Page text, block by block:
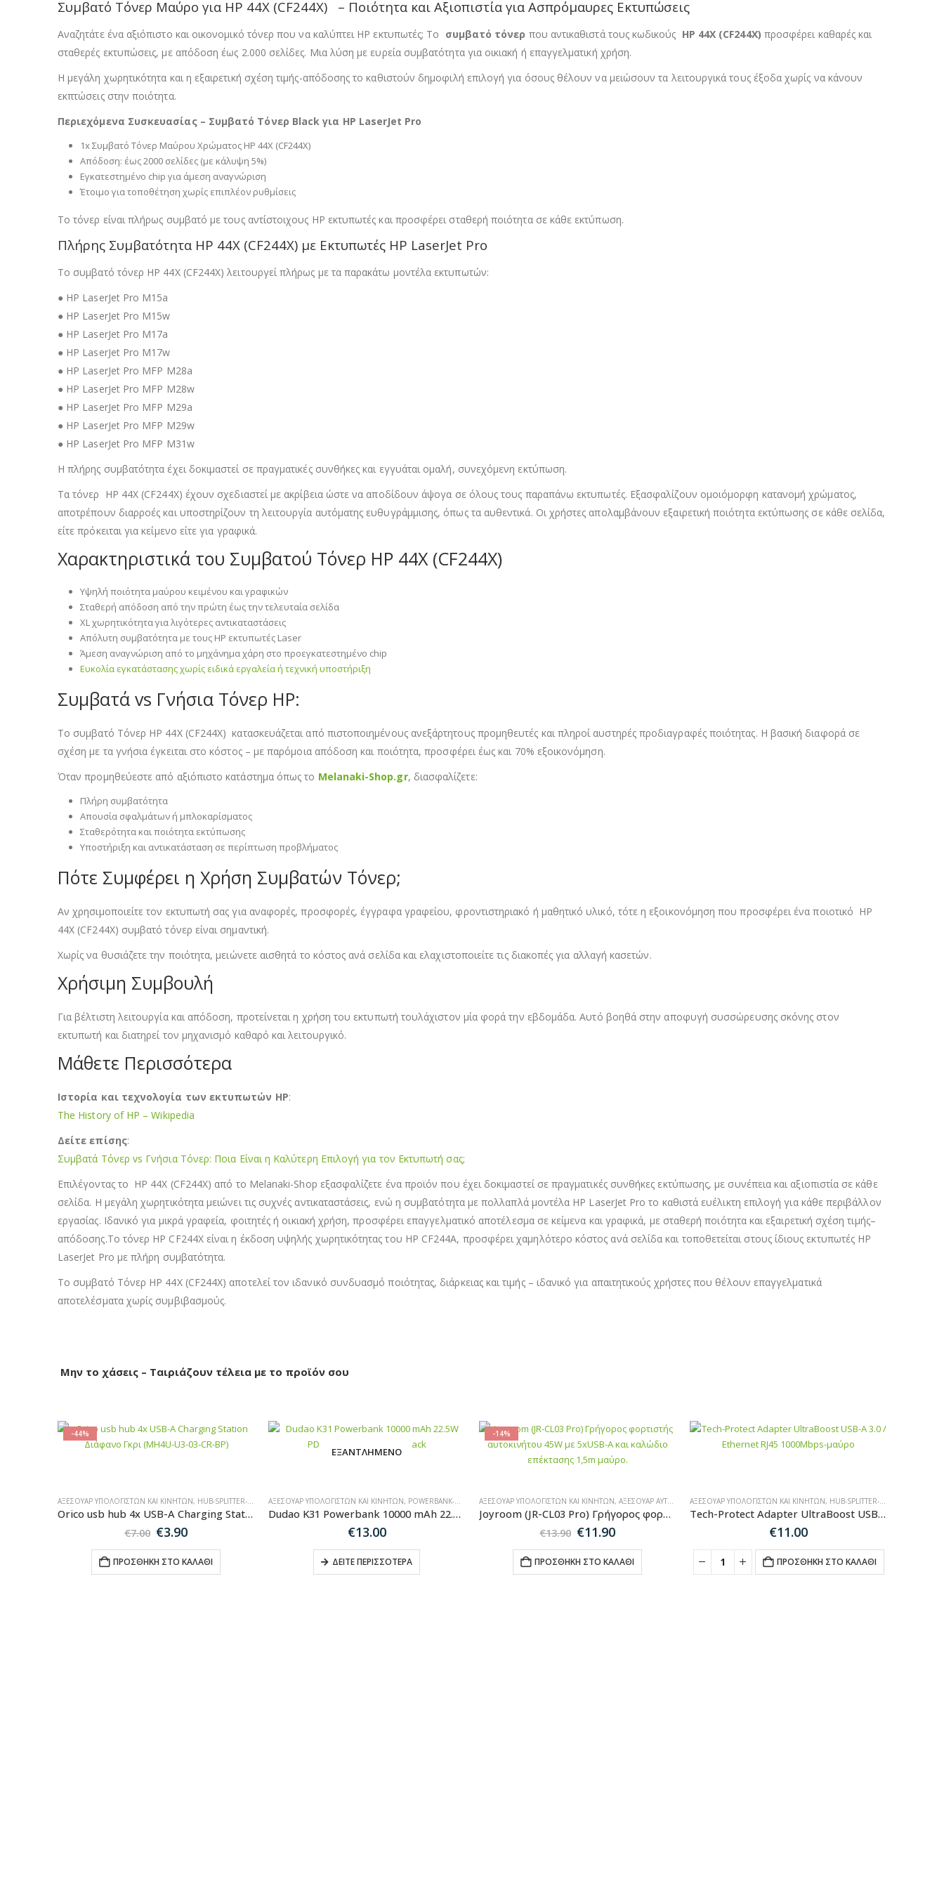
Συμβατό Τόνερ Μαύρο για HP 44X (CF244X) – Ποιότητα και Αξιοπιστία για Ασπρόμαυρες Εκτυπώσεις
Αναζητάτε ένα αξιόπιστο και οικονομικό τόνερ που να καλύπτει HP εκτυπωτές; Το συμβατό τόνερ που αντικαθιστά τους κωδικούς HP 44X (CF244X) προσφέρει καθαρές και
σταθερές εκτυπώσεις, με απόδοση έως 2.000 σελίδες. Μια λύση με ευρεία συμβατότητα για οικιακή ή επαγγελματική χρήση.
Η μεγάλη χωρητικότητα και η εξαιρετική σχέση τιμής-απόδοσης το καθιστούν δημοφιλή επιλογή για όσους θέλουν να μειώσουν τα λειτουργικά τους έξοδα χωρίς να κάνουν
εκπτώσεις στην ποιότητα.
Περιεχόμενα Συσκευασίας – Συμβατό Τόνερ Black για HP LaserJet Pro
1x Συμβατό Τόνερ Μαύρου Χρώματος HP 44X (CF244X)
Απόδοση: έως 2000 σελίδες (με κάλυψη 5%)
Εγκατεστημένο chip για άμεση αναγνώριση
Έτοιμο για τοποθέτηση χωρίς επιπλέον ρυθμίσεις
Το τόνερ είναι πλήρως συμβατό με τους αντίστοιχους HP εκτυπωτές και προσφέρει σταθερή ποιότητα σε κάθε εκτύπωση.
Πλήρης Συμβατότητα HP 44X (CF244X) με Εκτυπωτές HP LaserJet Pro
Το συμβατό τόνερ HP 44X (CF244X) λειτουργεί πλήρως με τα παρακάτω μοντέλα εκτυπωτών:
● HP LaserJet Pro M15a
● HP LaserJet Pro M15w
● HP LaserJet Pro M17a
● HP LaserJet Pro M17w
● HP LaserJet Pro MFP M28a
● HP LaserJet Pro MFP M28w
● HP LaserJet Pro MFP M29a
● HP LaserJet Pro MFP M29w
● HP LaserJet Pro MFP M31w
Η πλήρης συμβατότητα έχει δοκιμαστεί σε πραγματικές συνθήκες και εγγυάται ομαλή, συνεχόμενη εκτύπωση.
Τα τόνερ HP 44X (CF244X) έχουν σχεδιαστεί με ακρίβεια ώστε να αποδίδουν άψογα σε όλους τους παραπάνω εκτυπωτές. Εξασφαλίζουν ομοιόμορφη κατανομή χρώματος,
αποτρέπουν διαρροές και υποστηρίζουν τη λειτουργία αυτόματης ευθυγράμμισης, όπως τα αυθεντικά. Οι χρήστες απολαμβάνουν εξαιρετική ποιότητα εκτύπωσης σε κάθε σελίδα,
είτε πρόκειται για κείμενο είτε για γραφικά.
Χαρακτηριστικά του Συμβατού Τόνερ HP 44X (CF244X)
Υψηλή ποιότητα μαύρου κειμένου και γραφικών
Σταθερή απόδοση από την πρώτη έως την τελευταία σελίδα
XL χωρητικότητα για λιγότερες αντικαταστάσεις
Απόλυτη συμβατότητα με τους HP εκτυπωτές Laser
Άμεση αναγνώριση από το μηχάνημα χάρη στο προεγκατεστημένο chip
Ευκολία εγκατάστασης χωρίς ειδικά εργαλεία ή τεχνική υποστήριξη
Συμβατά vs Γνήσια Τόνερ HP:
Το συμβατό Τόνερ HP 44X (CF244X) κατασκευάζεται από πιστοποιημένους ανεξάρτητους προμηθευτές και πληροί αυστηρές προδιαγραφές ποιότητας. Η βασική διαφορά σε
σχέση με τα γνήσια έγκειται στο κόστος – με παρόμοια απόδοση και ποιότητα, προσφέρει έως και 70% εξοικονόμηση.
Όταν προμηθεύεστε από αξιόπιστο κατάστημα όπως το Melanaki-Shop.gr, διασφαλίζετε:
Πλήρη συμβατότητα
Απουσία σφαλμάτων ή μπλοκαρίσματος
Σταθερότητα και ποιότητα εκτύπωσης
Υποστήριξη και αντικατάσταση σε περίπτωση προβλήματος
Πότε Συμφέρει η Χρήση Συμβατών Τόνερ;
Αν χρησιμοποιείτε τον εκτυπωτή σας για αναφορές, προσφορές, έγγραφα γραφείου, φροντιστηριακό ή μαθητικό υλικό, τότε η εξοικονόμηση που προσφέρει ένα ποιοτικό HP
44X (CF244X) συμβατό τόνερ είναι σημαντική.
Χωρίς να θυσιάζετε την ποιότητα, μειώνετε αισθητά το κόστος ανά σελίδα και ελαχιστοποιείτε τις διακοπές για αλλαγή κασετών.
Χρήσιμη Συμβουλή
Για βέλτιστη λειτουργία και απόδοση, προτείνεται η χρήση του εκτυπωτή τουλάχιστον μία φορά την εβδομάδα. Αυτό βοηθά στην αποφυγή συσσώρευσης σκόνης στον
εκτυπωτή και διατηρεί τον μηχανισμό καθαρό και λειτουργικό.
Μάθετε Περισσότερα
Ιστορία και τεχνολογία των εκτυπωτών HP:
The History of HP – Wikipedia
Δείτε επίσης:
Συμβατά Τόνερ vs Γνήσια Τόνερ: Ποια Είναι η Καλύτερη Επιλογή για τον Εκτυπωτή σας;
Επιλέγοντας το HP 44X (CF244X) από το Melanaki-Shop εξασφαλίζετε ένα προϊόν που έχει δοκιμαστεί σε πραγματικές συνθήκες εκτύπωσης, με συνέπεια και αξιοπιστία σε κάθε
σελίδα. Η μεγάλη χωρητικότητα μειώνει τις συχνές αντικαταστάσεις, ενώ η συμβατότητα με πολλαπλά μοντέλα HP LaserJet Pro το καθιστά ευέλικτη επιλογή για κάθε περιβάλλον
εργασίας. Ιδανικό για μικρά γραφεία, φοιτητές ή οικιακή χρήση, προσφέρει επαγγελματικό αποτέλεσμα σε κείμενα και γραφικά, με σταθερή ποιότητα και εξαιρετική σχέση τιμής–
απόδοσης.Το τόνερ HP CF244X είναι η έκδοση υψηλής χωρητικότητας του HP CF244A, προσφέρει χαμηλότερο κόστος ανά σελίδα και τοποθετείται στους ίδιους εκτυπωτές HP
LaserJet Pro με πλήρη συμβατότητα.
Το συμβατό Τόνερ HP 44X (CF244X) αποτελεί τον ιδανικό συνδυασμό ποιότητας, διάρκειας και τιμής – ιδανικό για απαιτητικούς χρήστες που θέλουν επαγγελματικά
αποτελέσματα χωρίς συμβιβασμούς.
Μην το χάσεις – Ταιριάζουν τέλεια με το προϊόν σου
-44%
ΑΞΕΣΟΥΆΡ ΥΠΟΛΟΓΙΣΤΏΝ ΚΑΙ ΚΙΝΗΤΏΝ, HUB-SPLITTER-ADAPTER
Orico usb hub 4x USB-A Charging Station Διάφανο Γκρι (MH4U-U3-03-CR-BP)
€7.00 Original
was:
€7.00.
€3.90Η
τιμή
είναι:
ΠΡΟΣΘΉΚΗ ΣΤΟ ΚΑΛΆΘΙ
ΕΞΑΝΤΛΗΜΈΝΟ
ΑΞΕΣΟΥΆΡ ΥΠΟΛΟΓΙΣΤΏΝ ΚΑΙ ΚΙΝΗΤΏΝ, POWERBANK-MAGSAFE
Dudao K31 Powerbank 10000 mAh 22.5W PD with Built-in Cable – Black
€13.00
ΔΕΊΤΕ ΠΕΡΙΣΣΌΤΕΡΑ
-14%
ΑΞΕΣΟΥΆΡ ΥΠΟΛΟΓΙΣΤΏΝ ΚΑΙ ΚΙΝΗΤΏΝ, ΑΞΕΣΟΥΆΡ ΑΥΤΟΚΙΝΉΤΟΥ
Joyroom (JR-CL03 Pro) Γρήγορος φορτιστής αυτοκινήτου 45W με 5xUSB-A και καλώδιο επέκτασης 1,5m μαύρο.
€13.90 Original
was:
€13.90.
€11.90Η
τιμή
είναι:
ΠΡΟΣΘΉΚΗ ΣΤΟ ΚΑΛΆΘΙ
ΑΞΕΣΟΥΆΡ ΥΠΟΛΟΓΙΣΤΏΝ ΚΑΙ ΚΙΝΗΤΏΝ, HUB-SPLITTER-ADAPTER
Tech-Protect Adapter UltraBoost USB-A 3.0 / Ethernet RJ45 1000Mbps-μαύρο
€11.00
ΠΡΟΣΘΉΚΗ ΣΤΟ ΚΑΛΆΘΙ